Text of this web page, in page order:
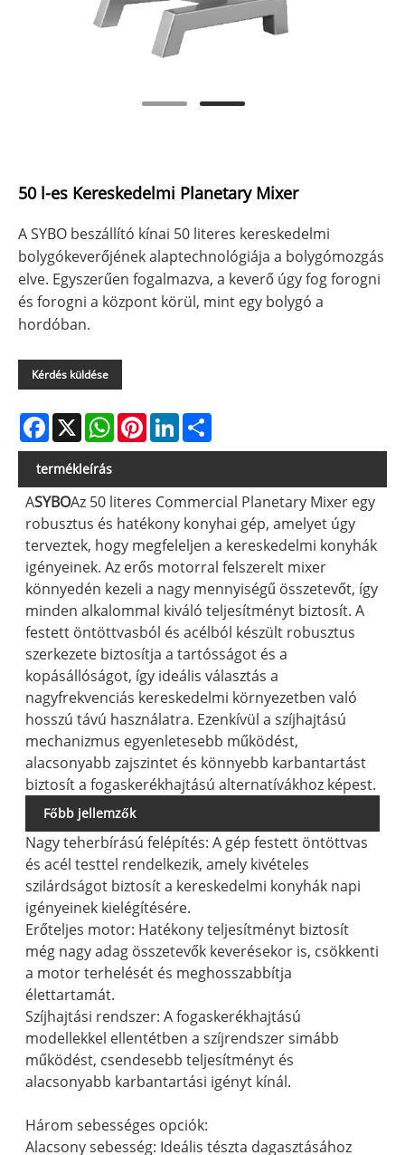
50 l-es Kereskedelmi Planetary Mixer
A SYBO beszállító kínai 50 literes kereskedelmi
bolygókeverőjének alaptechnológiája a bolygómozgás
elve. Egyszerűen fogalmazva, a keverő úgy fog forogni
és forogni a központ körül, mint egy bolygó a
hordóban.
Kérdés küldése
Facebook
X WhatsAppPinterestLinkedIn
termékleírás
ASYBOAz 50 literes Commercial Planetary Mixer egy
robusztus és hatékony konyhai gép, amelyet úgy
terveztek, hogy megfeleljen a kereskedelmi konyhák
igényeinek. Az erős motorral felszerelt mixer
könnyedén kezeli a nagy mennyiségű összetevőt, így
minden alkalommal kiváló teljesítményt biztosít. A
festett öntöttvasból és acélból készült robusztus
szerkezete biztosítja a tartósságot és a
kopásállóságot, így ideális választás a
nagyfrekvenciás kereskedelmi környezetben való
hosszú távú használatra. Ezenkívül a szíjhajtású
mechanizmus egyenletesebb működést,
alacsonyabb zajszintet és könnyebb karbantartást
biztosít a fogaskerékhajtású alternatívákhoz képest.
Főbb jellemzők
Nagy teherbírású felépítés: A gép festett öntöttvas
és acél testtel rendelkezik, amely kivételes
szilárdságot biztosít a kereskedelmi konyhák napi
igényeinek kielégítésére.
Erőteljes motor: Hatékony teljesítményt biztosít
még nagy adag összetevők keverésekor is, csökkenti
a motor terhelését és meghosszabbítja
élettartamát.
Szíjhajtási rendszer: A fogaskerékhajtású
modellekkel ellentétben a szíjrendszer simább
működést, csendesebb teljesítményt és
alacsonyabb karbantartási igényt kínál.
Három sebességes opciók:
Alacsony sebesség: Ideális tészta dagasztásához